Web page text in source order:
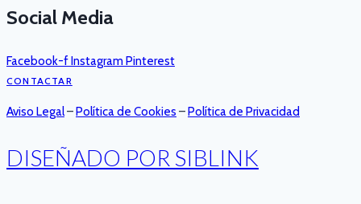
Social Media
Facebook-fInstagramPinterest
CONTACTAR
Aviso Legal–Política de Cookies –Política de Privacidad
DISEÑADO POR SIBLINK